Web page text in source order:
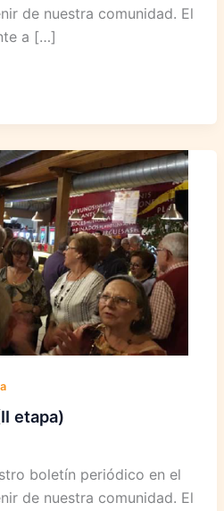
de nuestra comunidad. El
a […]
etapa)
boletín periódico en el
de nuestra comunidad. El